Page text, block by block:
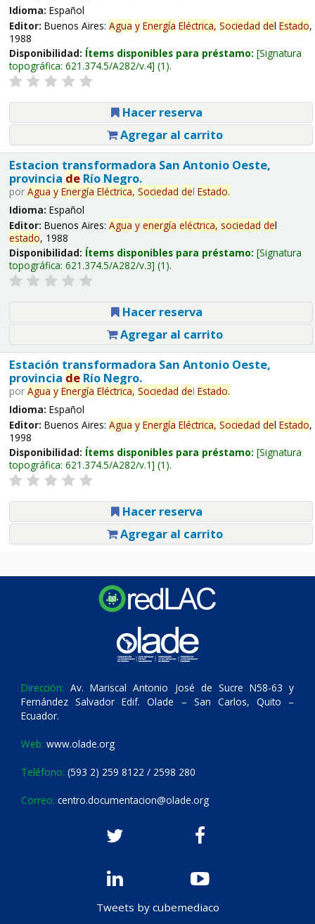
Idioma: Español
Editor: Buenos Aires: Agua y Energía Eléctrica, Sociedad del Estado,
1988
Disponibilidad: Ítems disponibles para préstamo: Signatura
topográfica: 621.374.5/A282/v.4 (1).
Hacer reserva
Agregar al carrito
Estacion transformadora San Antonio Oeste,
provincia deRío Negro.
por Agua y Energía Eléctrica, Sociedad del Estado.
Idioma: Español
Editor: Buenos Aires: Agua y energía eléctrica, sociedad del
estado, 1988
Disponibilidad: Ítems disponibles para préstamo: Signatura
topográfica: 621.374.5/A282/v.3 (1).
Hacer reserva
Agregar al carrito
Estación transformadora San Antonio Oeste,
provincia deRío Negro.
por Agua y Energía Eléctrica, Sociedad del Estado.
Idioma: Español
Editor: Buenos Aires: Agua y Energía Eléctrica, Sociedad del Estado,
1998
Disponibilidad: Ítems disponibles para préstamo: Signatura
topográfica: 621.374.5/A282/v.1 (1).
Hacer reserva
Agregar al carrito
Dirección: Av. Mariscal Antonio José de Sucre N58-63 y
Fernández Salvador Edif. Olade – San Carlos, Quito –
Ecuador.
Web: www.olade.org
Teléfono: (593 2) 259 8122 / 2598 280
Correo: centro.documentacion@olade.org
Tweets by cubemediaco